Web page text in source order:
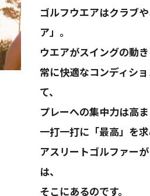
ゴルフウエアはクラブ
ア」。
ウエアがスイングの動き
常に快適なコンディシ
て、
プレーへの集中力は高ま
一打一打に「最高」を
アスリートゴルファー
は、
そこにあるのです。